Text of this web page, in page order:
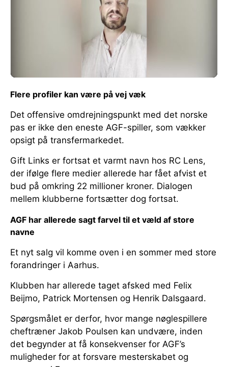
Flere profiler kan være på vej væk
Det offensive omdrejningspunkt med det norske
pas er ikke den eneste AGF-spiller, som vækker
opsigt på transfermarkedet.
Gift Links er fortsat et varmt navn hos RC Lens,
der ifølge flere medier allerede har fået afvist et
bud på omkring 22 millioner kroner. Dialogen
mellem klubberne fortsætter dog fortsat.
AGF har allerede sagt farvel til et væld af store
navne
Et nyt salg vil komme oven i en sommer med store
forandringer i Aarhus.
Klubben har allerede taget afsked med Felix
Beijmo, Patrick Mortensen og Henrik Dalsgaard.
Spørgsmålet er derfor, hvor mange nøglespillere
cheftræner Jakob Poulsen kan undvære, inden
det begynder at få konsekvenser for AGF’s
muligheder for at forsvare mesterskabet og